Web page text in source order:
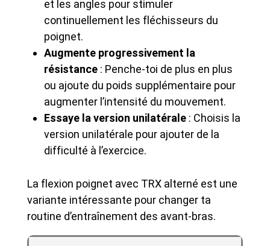
et les angles pour stimuler
continuellement les fléchisseurs du
poignet.
Augmente progressivement la
résistance : Penche-toi de plus en plus
ou ajoute du poids supplémentaire pour
augmenter l’intensité du mouvement.
Essaye la version unilatérale : Choisis la
version unilatérale pour ajouter de la
difficulté à l’exercice.
La flexion poignet avec TRX alterné est une
variante intéressante pour changer ta
routine d’entraînement des avant-bras.